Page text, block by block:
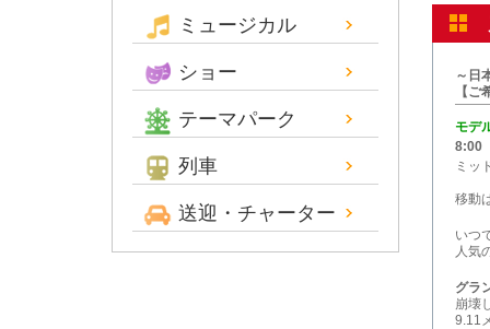
ミュージカル
ショー
テーマパーク
列車
送迎・チャーター
～日
【
モデ
8:00
ミッ
移動
いつ
人気
グラ
崩壊
9.11